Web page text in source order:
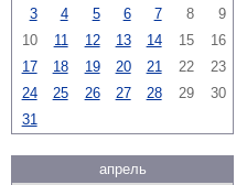
3
4 5 6 7 8
9
10
11 12 13 14 15
16
17
18 19 20 21 22
23
24
25 26 27 28 29
30
31
апрель